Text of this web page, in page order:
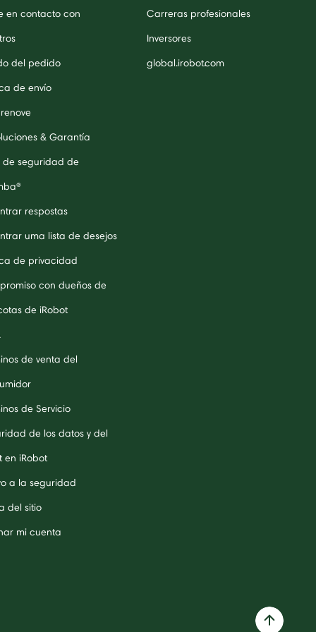
en contacto con
del pedido
de envío
& Garantía
de seguridad de
respostas
uma lista de desejos
de privacidad
con dueños de
de iRobot
de venta del
de Servicio
de los datos y del
en iRobot
a la seguridad
del sitio
mi cuenta
Carreras profesionales
Inversores
global.irobot.com